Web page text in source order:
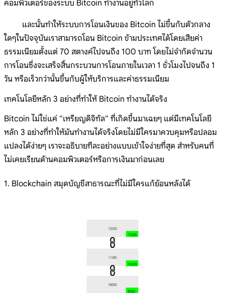
คอมพิวเตอร์ของระบบ Bitcoin ทำงานอยู่ทั่วโลก
และนั้นทำให้ระบบการโอนเงินของ Bitcoin ไม่ขึ้นกับตัวกลาง
ใดๆในปัจจุบันเราสามารถโอน Bitcoin ข้ามประเทศได้โดยเสียค่า
ธรรมเนียมตั้งแต่ 70 สตางค์ไปจนถึง 100 บาท โดยไม่จำกัดจำนวน
การโอนซึ่งจะเสร็จสิ้นกระบวนการโอนภายในเวลา 1 ชั่วโมงไปจนถึง 1
วัน หรือเร็วกว่านั้นขึ้นกับผู้ให้บริการและค่าธรรมเนียม
เทคโนโลยีหลัก 3 อย่างที่ทำให้ Bitcoin ทำงานได้จริง
Bitcoin ไม่ใช่แค่ "เหรียญดิจิทัล" ที่เกิดขึ้นมาเฉยๆ แต่มีเทคโนโลยี
หลัก 3 อย่างที่ทำให้มันทำงานได้จริงโดยไม่มีใครมาควบคุมหรือปลอม
แปลงได้ง่ายๆ เราจะอธิบายทีละอย่างแบบเข้าใจง่ายที่สุด สำหรับคนที่
ไม่เคยเรียนด้านคอมพิวเตอร์หรือการเงินมาก่อนเลย
1. Blockchain สมุดบัญชีสาธารณะที่ไม่มีใครแก้ย้อนหลังได้